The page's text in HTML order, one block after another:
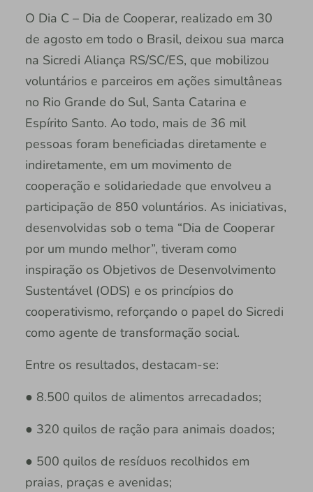
O Dia C – Dia de Cooperar, realizado em 30
de agosto em todo o Brasil, deixou sua marca
na Sicredi Aliança RS/SC/ES, que mobilizou
voluntários e parceiros em ações simultâneas
no Rio Grande do Sul, Santa Catarina e
Espírito Santo. Ao todo, mais de 36 mil
pessoas foram beneficiadas diretamente e
indiretamente, em um movimento de
cooperação e solidariedade que envolveu a
participação de 850 voluntários. As iniciativas,
desenvolvidas sob o tema “Dia de Cooperar
por um mundo melhor”, tiveram como
inspiração os Objetivos de Desenvolvimento
Sustentável (ODS) e os princípios do
cooperativismo, reforçando o papel do Sicredi
como agente de transformação social.
Entre os resultados, destacam-se:
● 8.500 quilos de alimentos arrecadados;
● 320 quilos de ração para animais doados;
● 500 quilos de resíduos recolhidos em
praias, praças e avenidas;